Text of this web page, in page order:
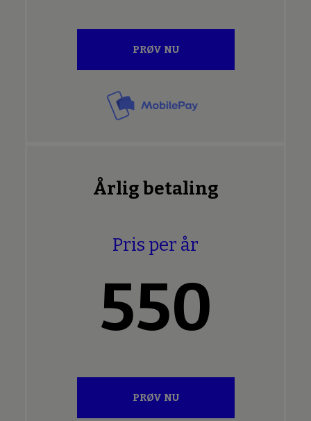
PRØV NU
Årlig betaling
Pris per år
550
PRØV NU